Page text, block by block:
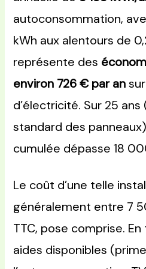
autoconsommation,
kWh aux alentours de
représente des
environ 726 € par an
d’électricité. Sur 25
standard des
cumulée dépasse 18
Le coût d’une telle
généralement entre 7
TTC, pose comprise.
aides disponibles